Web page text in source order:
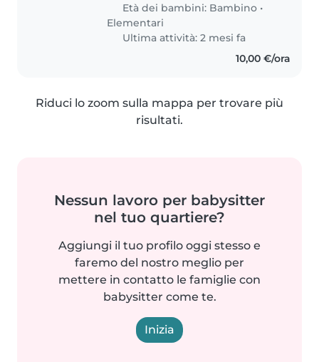
Età dei bambini: Bambino •
Elementari
Ultima attività: 2 mesi fa
10,00 €/ora
Riduci lo zoom sulla mappa per trovare più
risultati.
Nessun lavoro per babysitter
nel tuo quartiere?
Aggiungi il tuo profilo oggi stesso e
faremo del nostro meglio per
mettere in contatto le famiglie con
babysitter come te.
Inizia